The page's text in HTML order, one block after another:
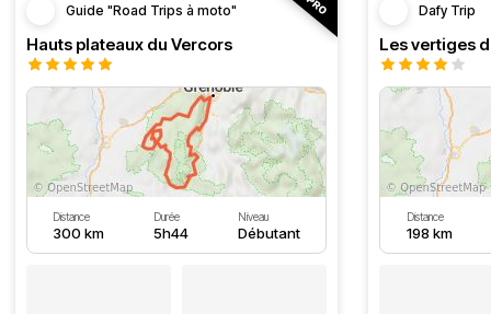
Guide "Road Trips à moto"
Hauts plateaux du Vercors
Distance
300 km
Durée
5h44
Niveau
Débutant
Dafy Trip
Les vertiges
Distance
198 km